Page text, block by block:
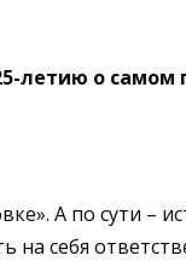
летию о
А по сути –
себя